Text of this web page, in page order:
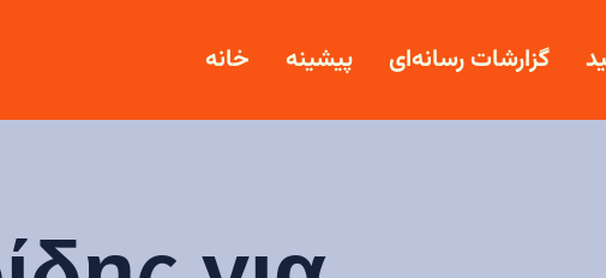
خانه پیشینه گزارشات رسانه‌ای